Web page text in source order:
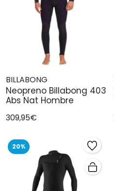
BILLABONG
Neopreno Billabong 403
Abs Nat Hombre
309,95€
20%